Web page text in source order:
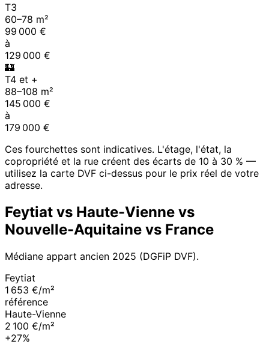
T3
60–78 m²
99 000 €
à
129 000 €
🏰
T4 et +
88–108 m²
145 000 €
à
179 000 €
Ces fourchettes sont indicatives. L'étage, l'état, la
copropriété et la rue créent des écarts de 10 à 30 % —
utilisez la carte DVF ci-dessus pour le prix réel de votre
adresse.
Feytiat vs Haute-Vienne vs
Nouvelle-Aquitaine vs France
Médiane appart ancien 2025 (DGFiP DVF).
Feytiat
1 653 €/m²
référence
Haute-Vienne
2 100 €/m²
+27%